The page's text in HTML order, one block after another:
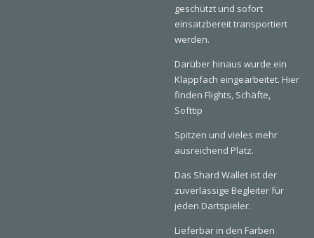
geschützt und sofort
einsatzbereit transportiert
werden.
Darüber hinaus wurde ein
Klappfach eingearbeitet. Hier
finden Flights, Schäfte,
Softtip
Spitzen und vieles mehr
ausreichend Platz.
Das Shard Wallet ist der
zuverlässige Begleiter für
jeden Dartspieler.
Lieferbar in den Farben